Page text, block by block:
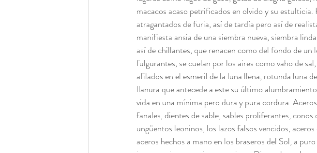
macacos acaso petrificados en olvido y su
atragantados de furia, así de tardía pero así de
manifiesta ansia de una siembra nueva, siembra
así de chillantes, que renacen como del fondo de un
fulgurantes, se cuelan por los aires como vaho de
afilados en el esmeril de la luna llena, rotunda luna
llanura que antecede a este su último
vida en una mínima pero dura y pura cordura.
fanales, dientes de sable, sables proliferantes,
ungüentos leoninos, los lazos falsos vencidos,
aceros hechos a mano en los braseros del Sol, a